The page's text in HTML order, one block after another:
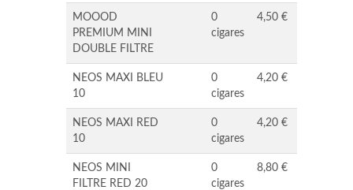
MOOOD
PREMIUM MINI
DOUBLE FILTRE
0
cigares
4,50 €
NEOS MAXI BLEU
10
0
cigares
4,20 €
NEOS MAXI RED
10
0
cigares
4,20 €
NEOS MINI
FILTRE RED 20
0
cigares
8,80 €